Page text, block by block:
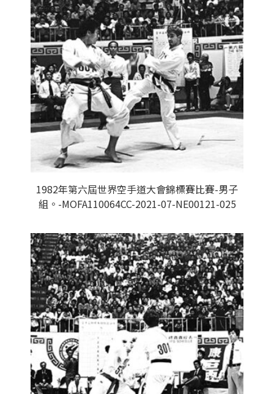
1982年第六屆世界空手道大會錦標賽比賽-男子
組。-MOFA110064CC-2021-07-NE00121-025